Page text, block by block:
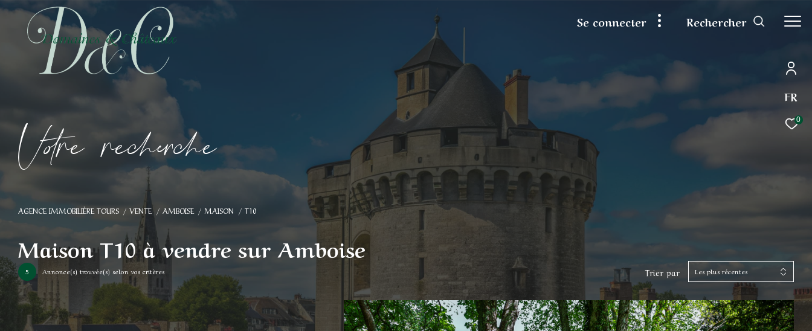
FR
0
se connecter rechercher
Vore recece
AGENCE IMMOBILIÈRE TOURS VENTE AMBOISE MAISON T10
Maison T10 à vendre sur Amboise
5 Annonce(s) trouvée(s) selon vos critères Trier par Les plus récentes